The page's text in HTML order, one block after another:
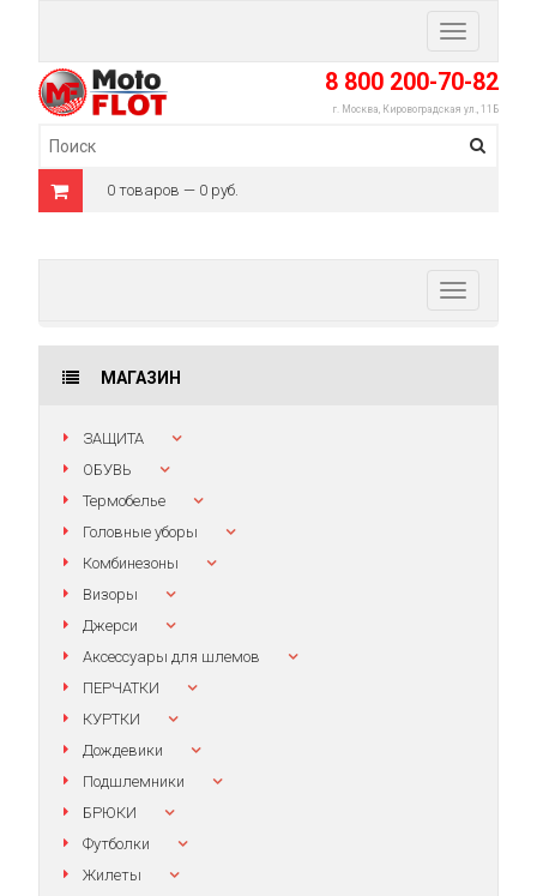
Toggle
navigation
8 800 200-70-82
г. Москва, Кировоградская ул., 11Б
0 товаров — 0 руб.
Toggle
navigation
МАГАЗИН
ЗАЩИТА
ОБУВЬ
Термобелье
Головные уборы
Комбинезоны
Визоры
Джерси
Аксессуары для шлемов
ПЕРЧАТКИ
КУРТКИ
Дождевики
Подшлемники
БРЮКИ
Футболки
Жилеты